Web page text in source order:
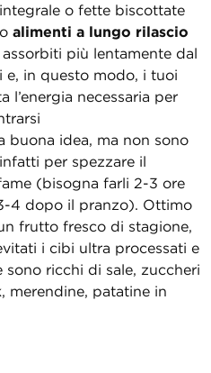
o fette biscottate
alimenti a lungo rilascio
assorbiti più lentamente dal
in questo modo, i tuoi
l’energia necessaria per
buona idea, ma non sono
per spezzare il
(bisogna farli 2-3 ore
4 dopo il pranzo). Ottimo
frutto fresco di stagione,
i cibi ultra processati e
sono ricchi di sale, zuccheri
merendine, patatine in